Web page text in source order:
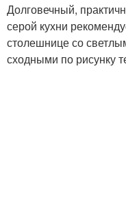
Долговечный,
серой кухни
столешнице со
сходными по рисунку